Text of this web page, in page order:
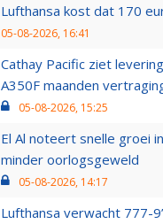
Lufthansa kost dat 170
05-08-2026, 16:41
Cathay Pacific ziet
A350F maanden
05-08-2026, 15:25
El Al noteert snelle groei
minder oorlogsgeweld
05-08-2026, 14:17
Lufthansa verwacht 777-